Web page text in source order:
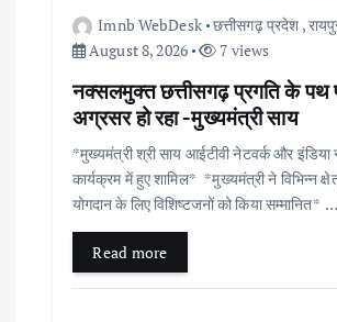
Imnb WebDesk छत्तीसगढ़ प्रदेश ,
August 8, 2026
7 views
नक्सलमुक्त छत्तीसगढ़ प्रगति के पथ
अग्रसर हो रहा -मुख्यमंत्री साय
*मुख्यमंत्री श्री साय आईटीवी नेटवर्क और
कार्यक्रम में हुए शामिल* *मुख्यमंत्री ने विभिन्न
योगदान के लिए विशिष्टजनों को किया सम्मानित* …
Read more